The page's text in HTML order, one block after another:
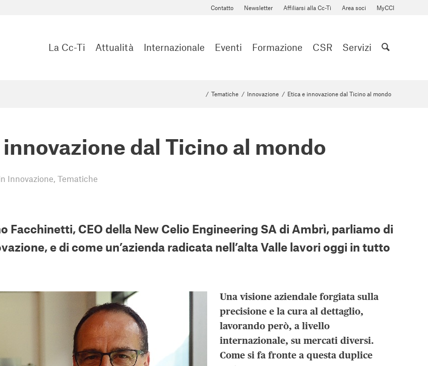
Contatto Newsletter Affiliarsi alla Cc-Ti Area soci MyCCI
La Cc-Ti Attualità Internazionale Eventi Formazione CSR Servizi
/ Tematiche / Innovazione / Etica e innovazione dal Ticino al mondo
innovazione dal Ticino al mondo
Innovazione, Tematiche
Facchinetti, CEO della New Celio Engineering SA di Ambrì, parliamo di
e di come un’azienda radicata nell’alta Valle lavori oggi in tutto
Una visione aziendale forgiata sulla
precisione e la cura al dettaglio,
lavorando però, a livello
internazionale, su mercati diversi.
Come si fa fronte a questa duplice